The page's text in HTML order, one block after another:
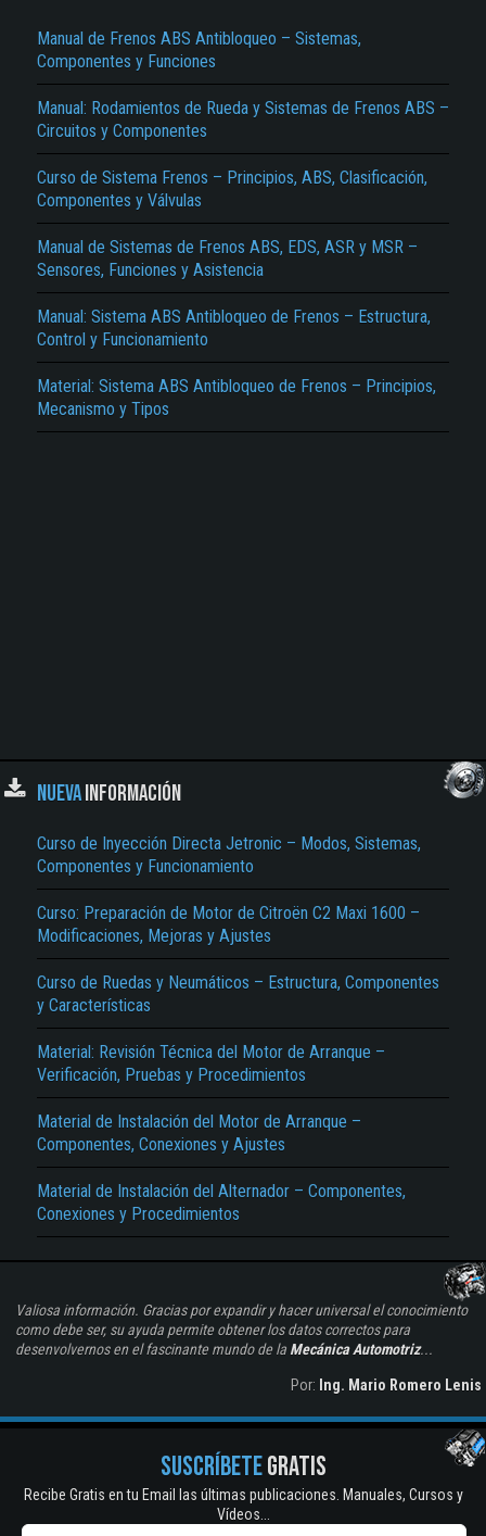
Manual de Frenos ABS Antibloqueo – Sistemas,
Componentes y Funciones
Manual: Rodamientos de Rueda y Sistemas de Frenos ABS –
Circuitos y Componentes
Curso de Sistema Frenos – Principios, ABS, Clasificación,
Componentes y Válvulas
Manual de Sistemas de Frenos ABS, EDS, ASR y MSR –
Sensores, Funciones y Asistencia
Manual: Sistema ABS Antibloqueo de Frenos – Estructura,
Control y Funcionamiento
Material: Sistema ABS Antibloqueo de Frenos – Principios,
Mecanismo y Tipos
NUEVAINFORMACIÓN
Curso de Inyección Directa Jetronic – Modos, Sistemas,
Componentes y Funcionamiento
Curso: Preparación de Motor de Citroën C2 Maxi 1600 –
Modificaciones, Mejoras y Ajustes
Curso de Ruedas y Neumáticos – Estructura, Componentes
y Características
Material: Revisión Técnica del Motor de Arranque –
Verificación, Pruebas y Procedimientos
Material de Instalación del Motor de Arranque –
Componentes, Conexiones y Ajustes
Material de Instalación del Alternador – Componentes,
Conexiones y Procedimientos
Valiosa información. Gracias por expandir y hacer universal el conocimiento
como debe ser, su ayuda permite obtener los datos correctos para
desenvolvernos en el fascinante mundo de la Mecánica Automotriz...
Por: Ing. Mario Romero Lenis
SUSCRÍBETEGRATIS
Recibe Gratis en tu Email las últimas publicaciones. Manuales, Cursos y
Vídeos...
El Título es incorrecto según el contenido.
Texto o Imagen de portada son erróneos.
No carga o no se visualiza el contenido.
Reportar otro tipo de error...